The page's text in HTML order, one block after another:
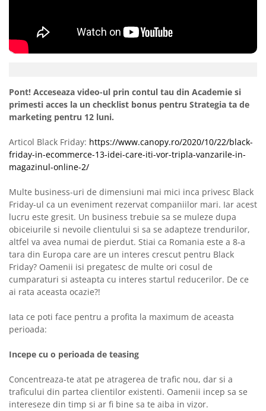
Pont! Acceseaza video-ul prin contul tau din Academie si
primesti acces la un checklist bonus pentru Strategia ta de
marketing pentru 12 luni.
Articol Black Friday: https://www.canopy.ro/2020/10/22/black-
friday-in-ecommerce-13-idei-care-iti-vor-tripla-vanzarile-in-
magazinul-online-2/
Multe business-uri de dimensiuni mai mici inca privesc Black
Friday-ul ca un eveniment rezervat companiilor mari. Iar acest
lucru este gresit. Un business trebuie sa se muleze dupa
obiceiurile si nevoile clientului si sa se adapteze trendurilor,
altfel va avea numai de pierdut. Stiai ca Romania este a 8-a
tara din Europa care are un interes crescut pentru Black
Friday? Oamenii isi pregatesc de multe ori cosul de
cumparaturi si asteapta cu interes startul reducerilor. De ce
ai rata aceasta ocazie?!
Iata ce poti face pentru a profita la maximum de aceasta
perioada:
Incepe cu o perioada de teasing
Concentreaza-te atat pe atragerea de trafic nou, dar si a
traficului din partea clientilor existenti. Oamenii incep sa se
intereseze din timp si ar fi bine sa te aiba in vizor.